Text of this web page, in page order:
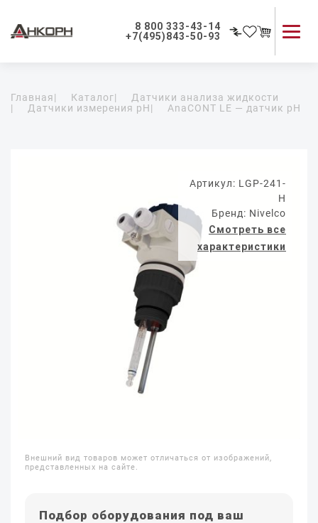
8 800 333-43-14
+7(495)843-50-93
Применение приборов
Главная| Каталог|
Датчики анализа жидкости
|
Датчики измерения pH| AnaCONT LE — датчик pH
Артикул: LGP-241-
H
Бренд: Nivelco
Смотреть все
характеристики
Внешний вид товаров может отличаться от изображений,
представленных на сайте.
Подбор оборудования под ваш